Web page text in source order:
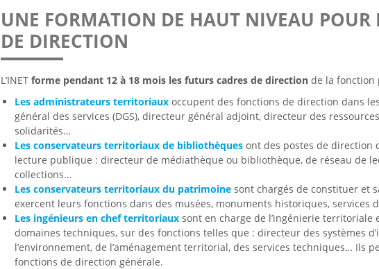
UNE FORMATION DE HAUT NIVEAU POUR
DE DIRECTION
L’INET forme pendant 12 à 18 mois les futurs cadres de directionde la fonction
Les administrateurs territoriauxoccupent des fonctions de direction dans
général des services (DGS), directeur général adjoint, directeur des
solidarités…
Les conservateurs territoriaux de bibliothèquesont des postes de direction
lecture publique : directeur de médiathèque ou bibliothèque, de réseau de
collections…
Les conservateurs territoriaux du patrimoinesont chargés de constituer et
exercent leurs fonctions dans des musées, monuments historiques, services
Les ingénieurs en chef territoriauxsont en charge de l’ingénierie territoriale
domaines techniques, sur des fonctions telles que : directeur des systèmes
l’environnement, de l’aménagement territorial, des services techniques… Ils
fonctions de direction générale.